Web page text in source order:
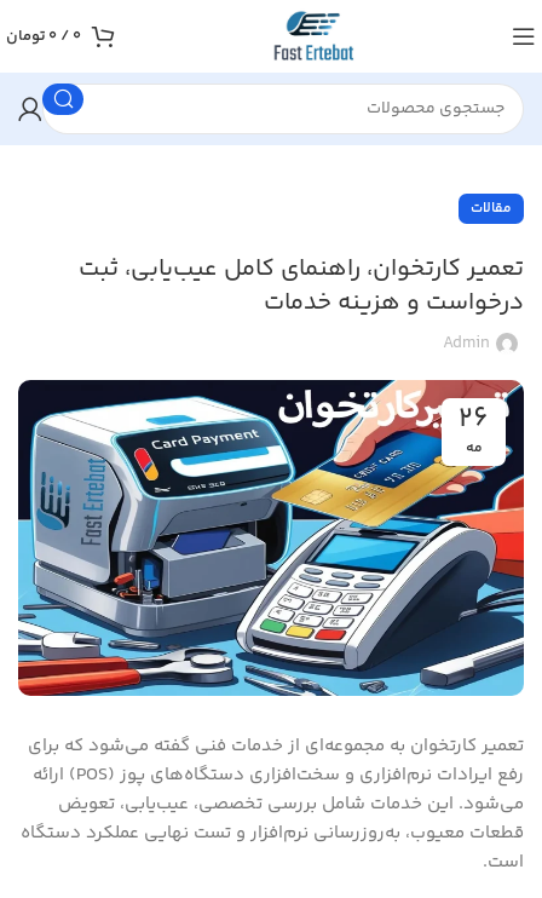
0
/
0 تومان
مقالات
تعمیر کارتخوان، راهنمای کامل عیب‌یابی، ثبت
درخواست و هزینه خدمات
Admin
26
مه
تعمیر کارتخوان به مجموعه‌ای از خدمات فنی گفته می‌شود که برای
رفع ایرادات نرم‌افزاری و سخت‌افزاری دستگاه‌های پوز (POS) ارائه
می‌شود. این خدمات شامل بررسی تخصصی، عیب‌یابی، تعویض
قطعات معیوب، به‌روزرسانی نرم‌افزار و تست نهایی عملکرد دستگاه
است.